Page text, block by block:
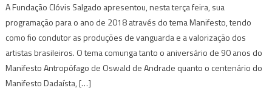
A Fundação Clóvis Salgado apresentou, nesta terça feira, sua
programação para o ano de 2018 através do tema Manifesto, tendo
como fio condutor as produções de vanguarda e a valorização dos
artistas brasileiros. O tema comunga tanto o aniversário de 90 anos do
Manifesto Antropófago de Oswald de Andrade quanto o centenário do
Manifesto Dadaísta, […]